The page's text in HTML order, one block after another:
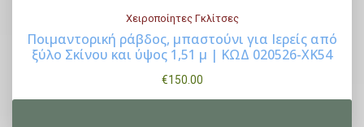
0
0
0
.
Χειροποίητες Γκλίτσες
Ποιμαντορική ράβδος, μπαστούνι για Ιερείς από
ξύλο Σκίνου και ύψος 1,51 μ | ΚΩΔ 020526-ΧΚ54
€150.00